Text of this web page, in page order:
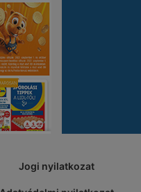
Jogi nyilatkozat